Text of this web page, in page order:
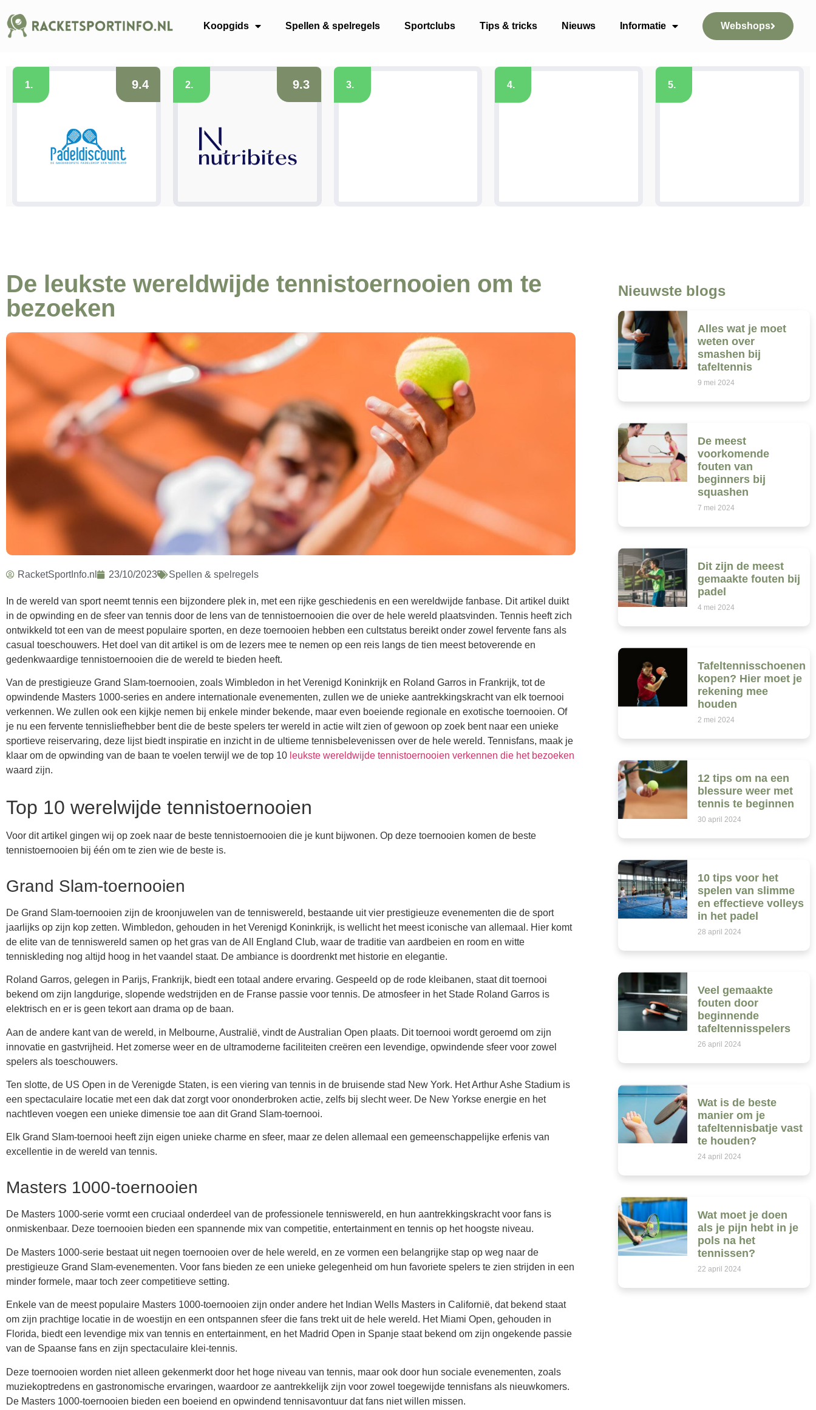
Koopgids Spellen & spelregels Sportclubs Tips & tricks Nieuws Informatie Webshops
1. 9.4 2. 9.3 3. 4. 5.
De leukste wereldwijde tennistoernooien om te
bezoeken
RacketSportInfo.nl 23/10/2023 Spellen & spelregels
In de wereld van sport neemt tennis een bijzondere plek in, met een rijke geschiedenis en een wereldwijde fanbase. Dit artikel duikt
in de opwinding en de sfeer van tennis door de lens van de tennistoernooien die over de hele wereld plaatsvinden. Tennis heeft zich
ontwikkeld tot een van de meest populaire sporten, en deze toernooien hebben een cultstatus bereikt onder zowel fervente fans als
casual toeschouwers. Het doel van dit artikel is om de lezers mee te nemen op een reis langs de tien meest betoverende en
gedenkwaardige tennistoernooien die de wereld te bieden heeft.
Van de prestigieuze Grand Slam-toernooien, zoals Wimbledon in het Verenigd Koninkrijk en Roland Garros in Frankrijk, tot de
opwindende Masters 1000-series en andere internationale evenementen, zullen we de unieke aantrekkingskracht van elk toernooi
verkennen. We zullen ook een kijkje nemen bij enkele minder bekende, maar even boeiende regionale en exotische toernooien. Of
je nu een fervente tennisliefhebber bent die de beste spelers ter wereld in actie wilt zien of gewoon op zoek bent naar een unieke
sportieve reiservaring, deze lijst biedt inspiratie en inzicht in de ultieme tennisbelevenissen over de hele wereld. Tennisfans, maak je
klaar om de opwinding van de baan te voelen terwijl we de top 10 leukste wereldwijde tennistoernooien verkennen die het bezoeken
waard zijn.
Top 10 werelwijde tennistoernooien
Voor dit artikel gingen wij op zoek naar de beste tennistoernooien die je kunt bijwonen. Op deze toernooien komen de beste
tennistoernooien bij één om te zien wie de beste is.
Grand Slam-toernooien
De Grand Slam-toernooien zijn de kroonjuwelen van de tenniswereld, bestaande uit vier prestigieuze evenementen die de sport
jaarlijks op zijn kop zetten. Wimbledon, gehouden in het Verenigd Koninkrijk, is wellicht het meest iconische van allemaal. Hier komt
de elite van de tenniswereld samen op het gras van de All England Club, waar de traditie van aardbeien en room en witte
tenniskleding nog altijd hoog in het vaandel staat. De ambiance is doordrenkt met historie en elegantie.
Roland Garros, gelegen in Parijs, Frankrijk, biedt een totaal andere ervaring. Gespeeld op de rode kleibanen, staat dit toernooi
bekend om zijn langdurige, slopende wedstrijden en de Franse passie voor tennis. De atmosfeer in het Stade Roland Garros is
elektrisch en er is geen tekort aan drama op de baan.
Aan de andere kant van de wereld, in Melbourne, Australië, vindt de Australian Open plaats. Dit toernooi wordt geroemd om zijn
innovatie en gastvrijheid. Het zomerse weer en de ultramoderne faciliteiten creëren een levendige, opwindende sfeer voor zowel
spelers als toeschouwers.
Ten slotte, de US Open in de Verenigde Staten, is een viering van tennis in de bruisende stad New York. Het Arthur Ashe Stadium is
een spectaculaire locatie met een dak dat zorgt voor ononderbroken actie, zelfs bij slecht weer. De New Yorkse energie en het
nachtleven voegen een unieke dimensie toe aan dit Grand Slam-toernooi.
Elk Grand Slam-toernooi heeft zijn eigen unieke charme en sfeer, maar ze delen allemaal een gemeenschappelijke erfenis van
excellentie in de wereld van tennis.
Masters 1000-toernooien
De Masters 1000-serie vormt een cruciaal onderdeel van de professionele tenniswereld, en hun aantrekkingskracht voor fans is
onmiskenbaar. Deze toernooien bieden een spannende mix van competitie, entertainment en tennis op het hoogste niveau.
De Masters 1000-serie bestaat uit negen toernooien over de hele wereld, en ze vormen een belangrijke stap op weg naar de
prestigieuze Grand Slam-evenementen. Voor fans bieden ze een unieke gelegenheid om hun favoriete spelers te zien strijden in een
minder formele, maar toch zeer competitieve setting.
Enkele van de meest populaire Masters 1000-toernooien zijn onder andere het Indian Wells Masters in Californië, dat bekend staat
om zijn prachtige locatie in de woestijn en een ontspannen sfeer die fans trekt uit de hele wereld. Het Miami Open, gehouden in
Florida, biedt een levendige mix van tennis en entertainment, en het Madrid Open in Spanje staat bekend om zijn ongekende passie
van de Spaanse fans en zijn spectaculaire klei-tennis.
Deze toernooien worden niet alleen gekenmerkt door het hoge niveau van tennis, maar ook door hun sociale evenementen, zoals
muziekoptredens en gastronomische ervaringen, waardoor ze aantrekkelijk zijn voor zowel toegewijde tennisfans als nieuwkomers.
De Masters 1000-toernooien bieden een boeiend en opwindend tennisavontuur dat fans niet willen missen.
Nieuwste blogs
Alles wat je moet
weten over
smashen bij
tafeltennis
9 mei 2024
De meest
voorkomende
fouten van
beginners bij
squashen
7 mei 2024
Dit zijn de meest
gemaakte fouten bij
padel
4 mei 2024
Tafeltennisschoenen
kopen? Hier moet je
rekening mee
houden
2 mei 2024
12 tips om na een
blessure weer met
tennis te beginnen
30 april 2024
10 tips voor het
spelen van slimme
en effectieve volleys
in het padel
28 april 2024
Veel gemaakte
fouten door
beginnende
tafeltennisspelers
26 april 2024
Wat is de beste
manier om je
tafeltennisbatje vast
te houden?
24 april 2024
Wat moet je doen
als je pijn hebt in je
pols na het
tennissen?
22 april 2024